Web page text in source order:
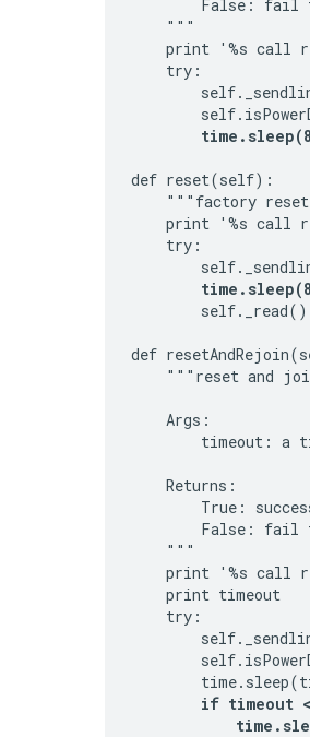
False: fail
    """
print '%s call
    try:
def reset(self):
"""factory
print '%s call
    try:
        self._read()
def
"""reset and
    Args:
timeout: a
    Returns:
True:
False: fail
    """
print '%s call
    print timeout
    try:
if timeout